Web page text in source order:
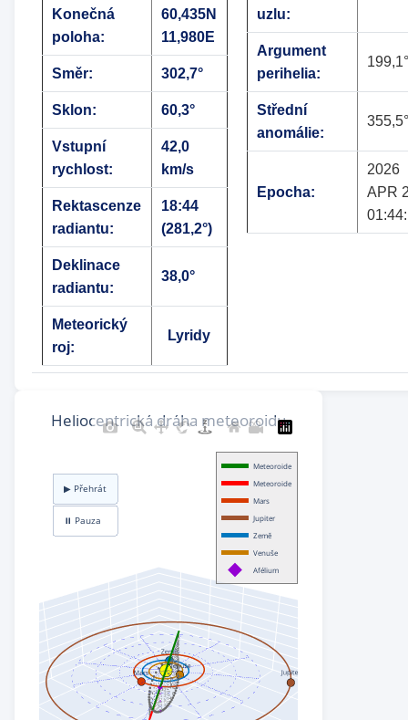
Konečná
poloha:
60,435N
11,980E
Směr: 302,7°
Sklon: 60,3°
Vstupní
rychlost:
42,0
km/s
Rektascenze
radiantu:
18:44
(281,2°)
Deklinace
radiantu:
38,0°
Meteorický
roj:
Lyridy
uzlu:
Argument
perihelia:
199,1°
Střední
anomálie:
355,5°
Epocha:
2026
APR